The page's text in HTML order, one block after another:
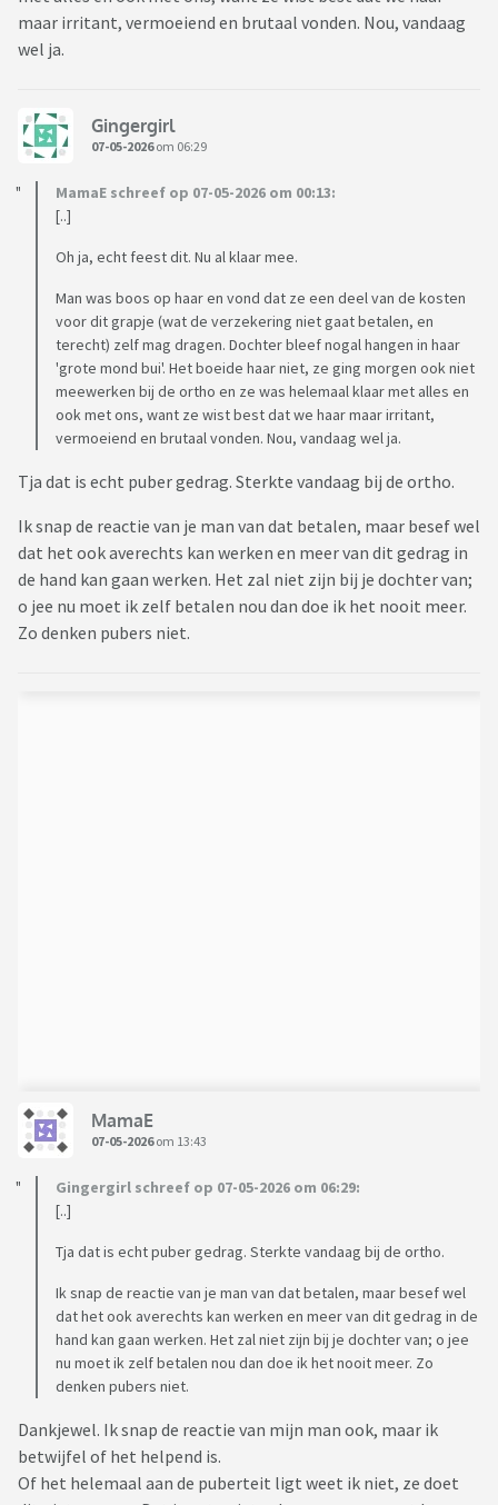
maar irritant, vermoeiend en brutaal vonden. Nou, vandaag
wel ja.
Gingergirl
07-05-2026om 06:29
MamaE schreef op 07-05-2026 om 00:13:
[..]
Oh ja, echt feest dit. Nu al klaar mee.
Man was boos op haar en vond dat ze een deel van de kosten
voor dit grapje (wat de verzekering niet gaat betalen, en
terecht) zelf mag dragen. Dochter bleef nogal hangen in haar
'grote mond bui'. Het boeide haar niet, ze ging morgen ook niet
meewerken bij de ortho en ze was helemaal klaar met alles en
ook met ons, want ze wist best dat we haar maar irritant,
vermoeiend en brutaal vonden. Nou, vandaag wel ja.
Tja dat is echt puber gedrag. Sterkte vandaag bij de ortho.
Ik snap de reactie van je man van dat betalen, maar besef wel
dat het ook averechts kan werken en meer van dit gedrag in
de hand kan gaan werken. Het zal niet zijn bij je dochter van;
o jee nu moet ik zelf betalen nou dan doe ik het nooit meer.
Zo denken pubers niet.
MamaE
07-05-2026om 13:43
Gingergirl schreef op 07-05-2026 om 06:29:
[..]
Tja dat is echt puber gedrag. Sterkte vandaag bij de ortho.
Ik snap de reactie van je man van dat betalen, maar besef wel
dat het ook averechts kan werken en meer van dit gedrag in de
hand kan gaan werken. Het zal niet zijn bij je dochter van; o jee
nu moet ik zelf betalen nou dan doe ik het nooit meer. Zo
denken pubers niet.
Dankjewel. Ik snap de reactie van mijn man ook, maar ik
betwijfel of het helpend is.
Of het helemaal aan de puberteit ligt weet ik niet, ze doet